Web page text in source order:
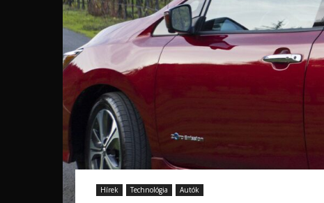
Hírek Technológia Autók